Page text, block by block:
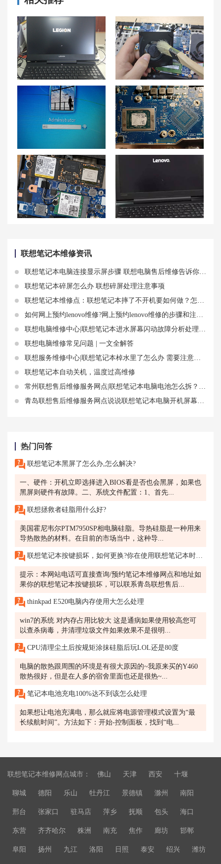
解密联想拯救者Y7000P笔记本开机卡顿问题的解决方法 联想游戏本G5000硅脂更换步骤与注意事项
联想开机密码设置——联想小新air15开机密码忘了怎么办 小新笔记本cpu虚焊怎么解决 联想小新虚焊修复多少钱
联想笔记本维修资讯
联想笔记本电脑连接显示屏步骤 联想电脑售后维修告诉你怎样连接显示屏
联想笔记本碎屏怎么办 联想碎屏处理注意事项
联想笔记本维修点：联想笔记本摔了不开机要如何做？怎么处理？
如何网上预约lenovo维修?网上预约lenovo维修的步骤和注意事项
联想电脑维修中心|联想笔记本进水屏幕闪动故障分析处理步骤
联想电脑维修常见问题 | 一文全解答
联想服务维修中心|联想笔记本棹水里了怎么办 需要注意哪些方面
联想笔记本自动关机，温度过高维修
常州联想售后维修服务网点|联想笔记本电脑电池怎么拆？换电池需要多少钱？
青岛联想售后维修服务网点说说联想笔记本电脑开机屏幕为啥不亮 屏幕显示无信号后黑屏
热门问答
联想笔记本黑屏了怎么办,怎么解决?
一、硬件：开机立即选择进入BIOS看是否也会黑屏，如果也
黑屏则硬件有故障。二、系统文件配置：1、首先...
联想拯救者硅脂用什么好?
美国霍尼韦尔PTM7950SP相电脑硅脂。导热硅脂是一种用来
导热散热的材料。在目前的市场当中，这种导...
联想笔记本按键损坏，如何更换?你在使用联想笔记本时，发现某个按键损坏了，无法正常使用。
提示：本网站电话可直接查询/预约笔记本维修网点和地址如
果你的联想笔记本按键损坏，可以联系青岛联想售后...
thinkpad E520电脑内存使用大怎么处理
win7的系统 对内存占用比较大 这是通病如果使用较高您可
以查杀病毒，并清理垃圾文件如果效果不是很明...
CPU清理尘土后按规矩涂抹硅脂后玩LOL还是80度
电脑的散热跟周围的环境是有很大原因的~我原来买的Y460
散热很好，但是在人多的宿舍里面也还是很热~...
笔记本电池充电100%达不到该怎么处理
如果想让电池充满电，那么就应将电源管理模式设置为“最
长续航时间”。方法如下：开始-控制面板，找到“电...
联想笔记本维修网点城市： 佛山 天津 西安 十堰
聊城 德阳 乐山 牡丹江 景德镇 滁州 南阳
邢台 张家口 驻马店 萍乡 抚顺 包头 海口
东营 齐齐哈尔 株洲 南充 焦作 廊坊 邯郸
阜阳 扬州 九江 洛阳 日照 泰安 绍兴 潍坊